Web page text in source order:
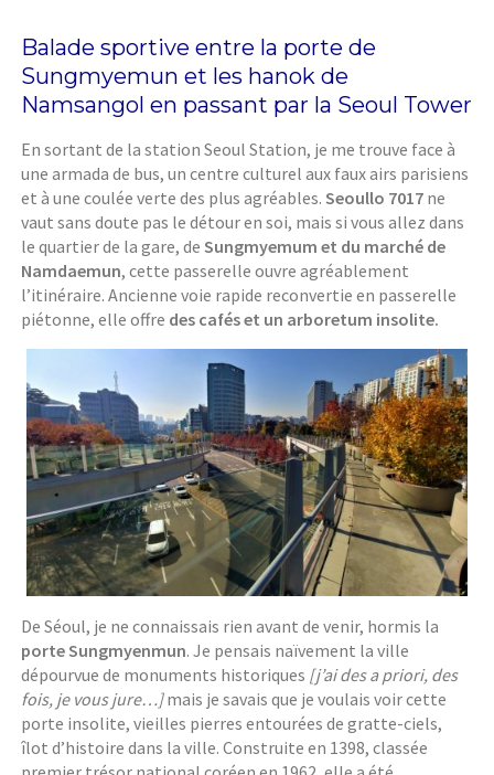
Balade sportive entre la porte de
Sungmyemun et les hanok de
Namsangol en passant par la Seoul Tower
En sortant de la station Seoul Station, je me trouve face à
une armada de bus, un centre culturel aux faux airs parisiens
et à une coulée verte des plus agréables.Seoullo 7017 ne
vaut sans doute pas le détour en soi, mais si vous allez dans
le quartier de la gare, deSungmyemum et du marché de
Namdaemun, cette passerelle ouvre agréablement
l’itinéraire. Ancienne voie rapide reconvertie en passerelle
piétonne, elle offre des cafés et un arboretum insolite.
De Séoul, je ne connaissais rien avant de venir, hormis la
porte Sungmyenmun. Je pensais naïvement la ville
dépourvue de monuments historiques [j’ai des a priori, des
fois, je vous jure…]mais je savais que je voulais voir cette
porte insolite, vieilles pierres entourées de gratte-ciels,
îlot d’histoire dans la ville. Construite en 1398, classée